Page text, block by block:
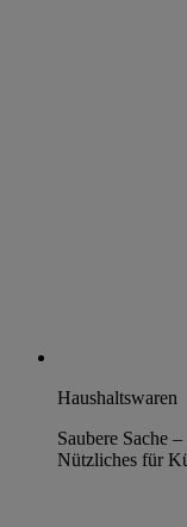
Haushaltswaren
Saubere Sache
Nützliches für